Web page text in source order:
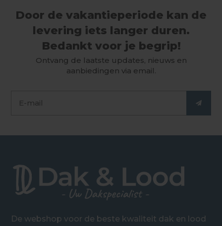
Door de vakantieperiode kan de
levering iets langer duren.
Bedankt voor je begrip!
Ontvang de laatste updates, nieuws en
aanbiedingen via email.
De webshop voor de beste kwaliteit dak en lood